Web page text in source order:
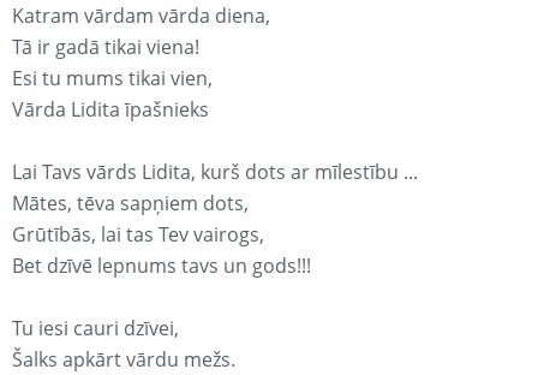
Katram vārdam vārda diena,
Tā ir gadā tikai viena!
Esi tu mums tikai vien,
Vārda Lidita īpašnieks
Lai Tavs vārds Lidita, kurš dots ar mīlestību ...
Mātes, tēva sapņiem dots,
Grūtībās, lai tas Tev vairogs,
Bet dzīvē lepnums tavs un gods!!!
Tu iesi cauri dzīvei,
Šalks apkārt vārdu mežs.